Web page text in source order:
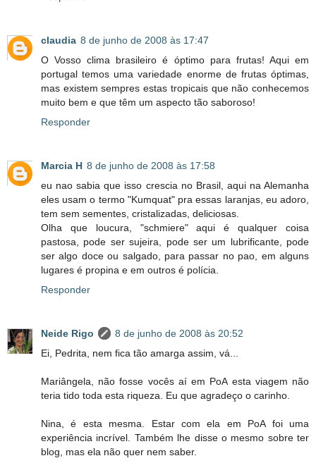
claudia 8 de junho de 2008 às 17:47
O Vosso clima brasileiro é óptimo para frutas! Aqui em
portugal temos uma variedade enorme de frutas óptimas,
mas existem sempres estas tropicais que não conhecemos
muito bem e que têm um aspecto tão saboroso!
Responder
Marcia H 8 de junho de 2008 às 17:58
eu nao sabia que isso crescia no Brasil, aqui na Alemanha
eles usam o termo "Kumquat" pra essas laranjas, eu adoro,
tem sem sementes, cristalizadas, deliciosas.
Olha que loucura, "schmiere" aqui é qualquer coisa
pastosa, pode ser sujeira, pode ser um lubrificante, pode
ser algo doce ou salgado, para passar no pao, em alguns
lugares é propina e em outros é polícia.
Responder
Neide Rigo
8 de junho de 2008 às 20:52
Ei, Pedrita, nem fica tão amarga assim, vá...
Mariângela, não fosse vocês aí em PoA esta viagem não
teria tido toda esta riqueza. Eu que agradeço o carinho.
Nina, é esta mesma. Estar com ela em PoA foi uma
experiência incrível. Também lhe disse o mesmo sobre ter
blog, mas ela não quer nem saber.